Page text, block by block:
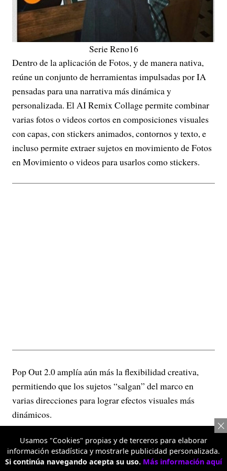
Serie Reno16
Dentro de la aplicación de Fotos, y de manera nativa,
reúne un conjunto de herramientas impulsadas por IA
pensadas para una narrativa más dinámica y
personalizada. El AI Remix Collage permite combinar
varias fotos o videos cortos en composiciones visuales
con capas, con stickers animados, contornos y texto, e
incluso permite extraer sujetos en movimiento de Fotos
en Movimiento o videos para usarlos como stickers.
Pop Out 2.0 amplía aún más la flexibilidad creativa,
permitiendo que los sujetos “salgan” del marco en
varias direcciones para lograr efectos visuales más
dinámicos.
Retrato con teleobjetivo 3.5X
Usamos "Cookies" propias y de terceros para elaborar
información estadística y mostrarle publicidad personalizada.
Si continúa navegando acepta su uso. Más información aquí